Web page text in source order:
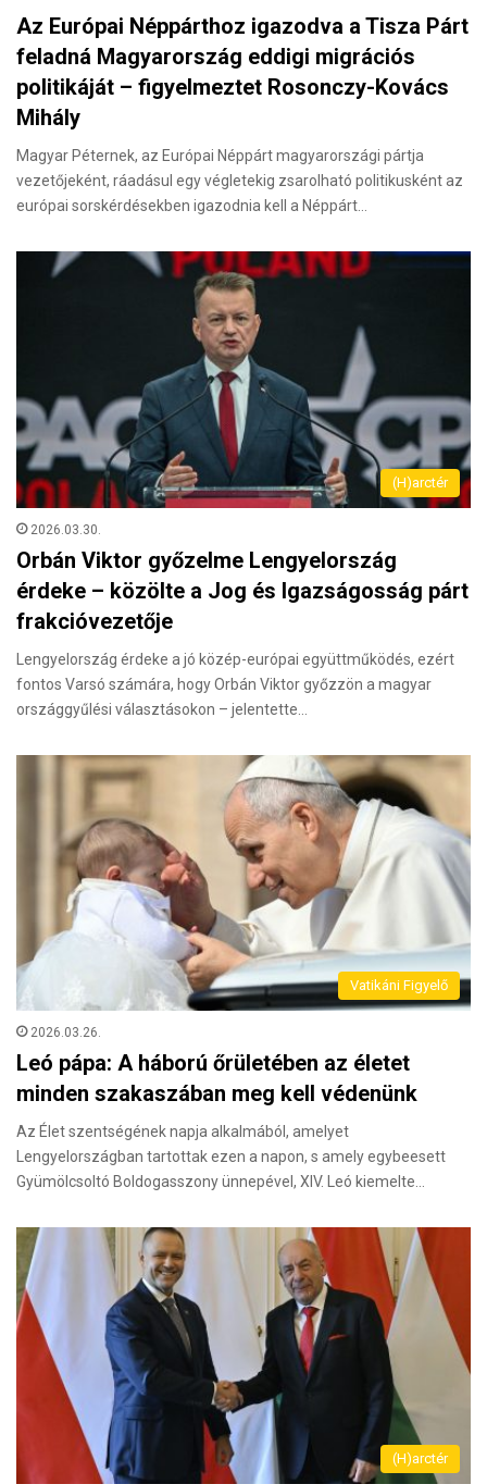
Az Európai Néppárthoz igazodva a Tisza Párt
feladná Magyarország eddigi migrációs
politikáját – figyelmeztet Rosonczy-Kovács
Mihály
Magyar Péternek, az Európai Néppárt magyarországi pártja
vezetőjeként, ráadásul egy végletekig zsarolható politikusként az
európai sorskérdésekben igazodnia kell a Néppárt…
(H)arctér
2026.03.30.
Orbán Viktor győzelme Lengyelország
érdeke – közölte a Jog és Igazságosság párt
frakcióvezetője
Lengyelország érdeke a jó közép-európai együttműködés, ezért
fontos Varsó számára, hogy Orbán Viktor győzzön a magyar
országgyűlési választásokon – jelentette…
Vatikáni Figyelő
2026.03.26.
Leó pápa: A háború őrületében az életet
minden szakaszában meg kell védenünk
Az Élet szentségének napja alkalmából, amelyet
Lengyelországban tartottak ezen a napon, s amely egybeesett
Gyümölcsoltó Boldogasszony ünnepével, XIV. Leó kiemelte…
(H)arctér